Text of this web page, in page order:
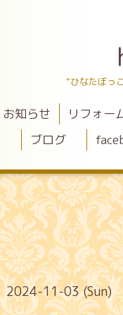
“ひなたぼっ
お知らせ
リフォー
ブログ
2024-11-03 (Sun)